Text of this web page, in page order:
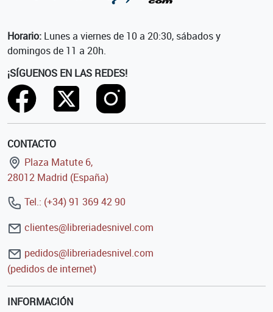
Horario: Lunes a viernes de 10 a 20:30, sábados y
domingos de 11 a 20h.
¡SÍGUENOS EN LAS REDES!
CONTACTO
Plaza Matute 6,
28012 Madrid (España)
Tel.: (+34) 91 369 42 90
clientes@libreriadesnivel.com
pedidos@libreriadesnivel.com
(pedidos de internet)
INFORMACIÓN